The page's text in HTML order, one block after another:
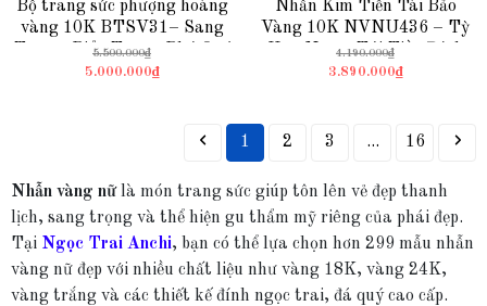
Bộ trang sức phượng hoàng
vàng 10K BTSV31– Sang
Trọng, Biểu Tượng Phú Quý
& Quyền Lực
5.500.000₫
5.000.000₫
Nhẫn Kim Tiền Tài Bảo
Vàng 10K NVNU436 – Tỳ
Hưu Ngậm Túi Tiền Đính
Đá Moonstone – Mẫu Mới
4.190.000₫
3.890.000₫
1 2 3 ... 16
Nhẫn vàng nữlà món trang sức giúp tôn lên vẻ đẹp thanh
lịch, sang trọng và thể hiện gu thẩm mỹ riêng của phái đẹp.
Tại Ngọc Trai Anchi, bạn có thể lựa chọn hơn 299 mẫu nhẫn
vàng nữ đẹp với nhiều chất liệu như vàng 18K, vàng 24K,
vàng trắng và các thiết kế đính ngọc trai, đá quý cao cấp.